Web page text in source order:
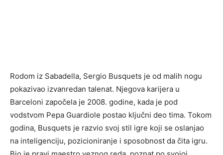
Rodom iz Sabadella, Sergio Busquets je od malih nogu
pokazivao izvanredan talenat. Njegova karijera u
Barceloni započela je 2008. godine, kada je pod
vodstvom Pepa Guardiole postao ključni deo tima. Tokom
godina, Busquets je razvio svoj stil igre koji se oslanjao
na inteligenciju, pozicioniranje i sposobnost da čita igru.